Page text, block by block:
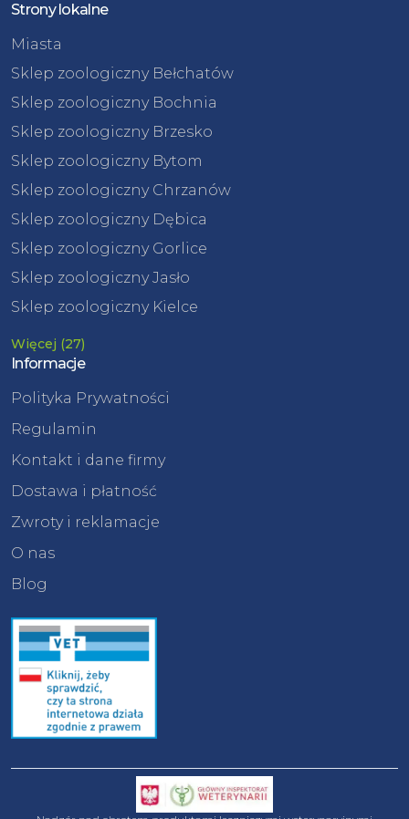
Strony lokalne
Miasta
Sklep zoologiczny Bełchatów
Sklep zoologiczny Bochnia
Sklep zoologiczny Brzesko
Sklep zoologiczny Bytom
Sklep zoologiczny Chrzanów
Sklep zoologiczny Dębica
Sklep zoologiczny Gorlice
Sklep zoologiczny Jasło
Sklep zoologiczny Kielce
Więcej (27)
Informacje
Polityka Prywatności
Regulamin
Kontakt i dane firmy
Dostawa i płatność
Zwroty i reklamacje
O nas
Blog